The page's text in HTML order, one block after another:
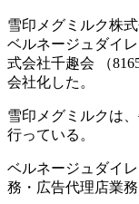
雪印メグミルク株
ベルネージュダイ
式会社千趣会 （
会社化した。
雪印メグミルクは
行っている。
ベルネージュダイ
務・広告代理店業務